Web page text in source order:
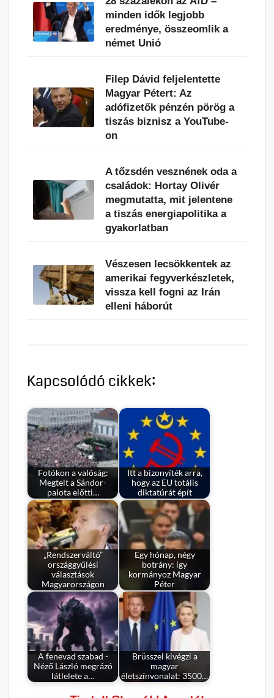
minden idők legjobb
eredménye, összeomlik a
német Unió
Filep Dávid feljelentette
Magyar Pétert: Az
adófizetők pénzén pörög a
tiszás biznisz a YouTube-
on
A tőzsdén vesznének oda a
családok: Hortay Olivér
megmutatta, mit jelentene
a tiszás energiapolitika a
gyakorlatban
Vészesen lecsökkentek az
amerikai fegyverkészletek,
vissza kell fogni az Irán
elleni háborút
Kapcsolódó cikkek:
Fotókon a valóság:
Megtelt a Sándor-
palota előtti…
Itt a bizonyíték arra,
hogy az EU totális
diktatúrát épít
„Rendszerváltó”
országgyűlési
választások
Magyarországon
Egy hónap, négy
botrány: így
kormányoz Magyar
Péter
A fenevad szabad -
Néző László megrázó
látlelete a…
Brüsszel kivégzi a
magyar
életszínvonalat: 3500…